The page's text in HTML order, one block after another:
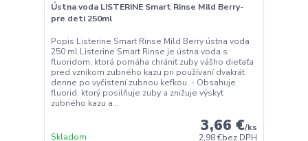
Ústna voda LISTERINE Smart Rinse Mild Berry-
pre deti 250ml
Popis Listerine Smart Rinse Mild Berry ústna voda
250 ml Listerine Smart Rinse je ústna voda s
fluoridom, ktorá pomáha chrániť zuby vášho dieťaťa
pred vznikom zubného kazu pri používaní dvakrát
denne po vyčistení zubnou kefkou. - Obsahuje
fluorid, ktorý posilňuje zuby a znižuje výskyt
zubného kazu a...
3,66 €/ks
2,98 €bez DPH
Skladom